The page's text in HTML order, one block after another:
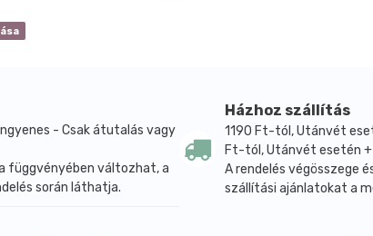
- Csak átutalás vagy
függvényében változhat, a
során láthatja.
Házhoz szállítás
1190 Ft-tól, Utánvét
Ft-tól, Utánvét esetén
A rendelés végösszege
szállítási ajánlatokat a